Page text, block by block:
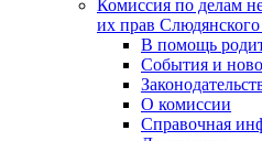
Комиссия по делам
их прав
В помощь
События и
О комиссии
Справочная